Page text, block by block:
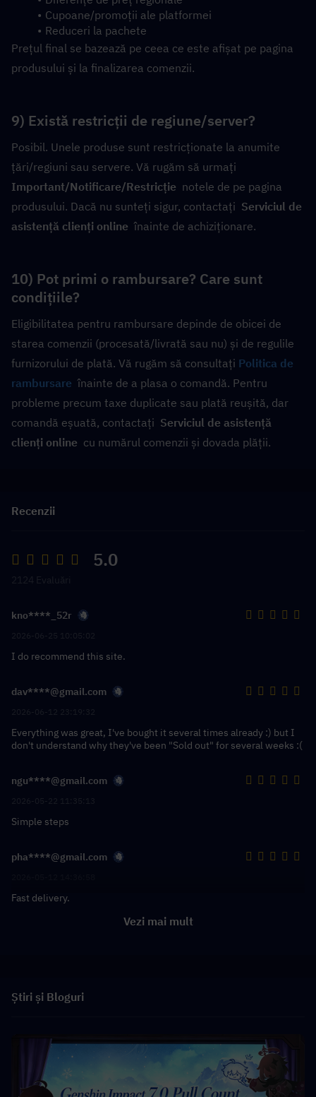
Cupoane/promoții ale platformei
Reduceri la pachete
Prețul final se bazează pe ceea ce este afișat pe pagina
produsului și la finalizarea comenzii.
9) Există restricții de regiune/server?
Posibil. Unele produse sunt restricționate la anumite
Important/Notificare/Restricție
  notele de pe pagina
produsului. Dacă nu sunteți sigur, contactați Serviciul de
asistență clienți online
  înainte de achiziționare.
10) Pot primi o rambursare? Care sunt
condițiile?
Eligibilitatea pentru rambursare depinde de obicei de
starea comenzii (procesată/livrată sau nu) și de regulile
furnizorului de plată. Vă rugăm să consultați Politica de
rambursare
  înainte de a plasa o comandă. Pentru
probleme precum taxe duplicate sau plată reușită, dar
comandă eșuată, contactați Serviciul de asistență
clienți online
  cu numărul comenzii și dovada plății.
Recenzii
5.0
kno****_52r
I do recommend this site.
dav****@gmail.com
Everything was great, I've bought it several times already :) but I
don't understand why they've been "Sold out" for several weeks :(
ngu****@gmail.com
Simple steps
pha****@gmail.com
Fast delivery.
Vezi mai mult
Știri și Bloguri